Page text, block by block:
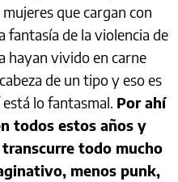
que cargan con
fantasía de la violencia de
hayan vivido en carne
de un tipo y eso es
lo fantasmal. Por ahí
todos estos años y
todo mucho
menos punk,